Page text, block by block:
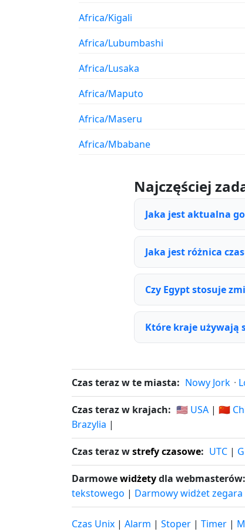
Africa/Kigali
Africa/Lubumbashi
Africa/Lusaka
Africa/Maputo
Africa/Maseru
Africa/Mbabane
Najczęściej
Jaka jest aktualna
Jaka jest różnica
Czy Egypt stosuje
Które kraje używają
Czas teraz w te miasta: Nowy Jork ·
Czas teraz w krajach: 🇺🇸 USA | 🇨🇳
Brazylia |
Czas teraz wstrefy czasowe: UTC |
Darmowewidżetydla webmasterów:
tekstowego | Darmowy widżet zegara
Czas Unix | Alarm | Stoper | Timer |